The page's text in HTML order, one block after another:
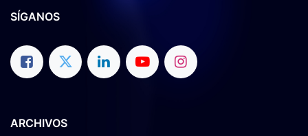
SÍGANOS
ARCHIVOS